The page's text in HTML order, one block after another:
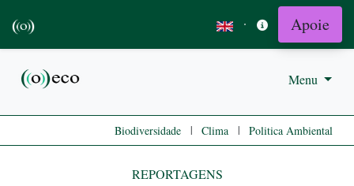
· Apoie
Menu
Biodiversidade | Clima | Politica Ambiental
REPORTAGENS